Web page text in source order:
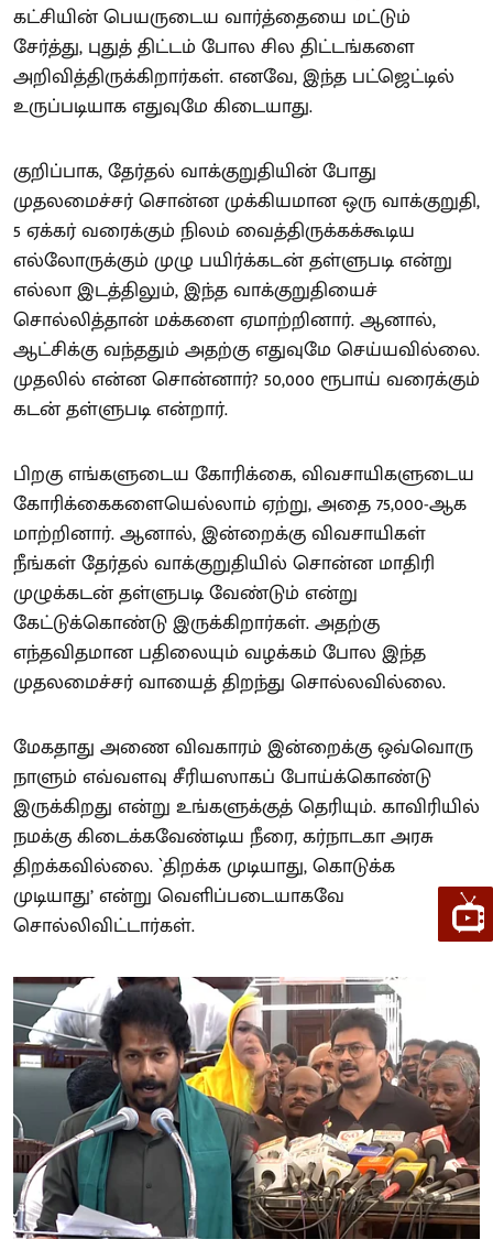
கட்சியின் பெயருடைய வார்த்தையை மட்டும்
சேர்த்து, புதுத் திட்டம் போல சில திட்டங்களை
அறிவித்திருக்கிறார்கள். எனவே, இந்த பட்ஜெட்டில்
உருப்படியாக எதுவுமே கிடையாது.
குறிப்பாக, தேர்தல் வாக்குறுதியின் போது
முதலமைச்சர் சொன்ன முக்கியமான ஒரு வாக்குறுதி,
5 ஏக்கர் வரைக்கும் நிலம் வைத்திருக்கக்கூடிய
எல்லோருக்கும் முழு பயிர்க்கடன் தள்ளுபடி என்று
எல்லா இடத்திலும், இந்த வாக்குறுதியைச்
சொல்லித்தான் மக்களை ஏமாற்றினார். ஆனால்,
ஆட்சிக்கு வந்ததும் அதற்கு எதுவுமே செய்யவில்லை.
முதலில் என்ன சொன்னார்? 50,000 ரூபாய் வரைக்கும்
கடன் தள்ளுபடி என்றார்.
பிறகு எங்களுடைய கோரிக்கை, விவசாயிகளுடைய
கோரிக்கைகளையெல்லாம் ஏற்று, அதை 75,000-ஆக
மாற்றினார். ஆனால், இன்றைக்கு விவசாயிகள்
நீங்கள் தேர்தல் வாக்குறுதியில் சொன்ன மாதிரி
முழுக்கடன் தள்ளுபடி வேண்டும் என்று
கேட்டுக்கொண்டு இருக்கிறார்கள். அதற்கு
எந்தவிதமான பதிலையும் வழக்கம் போல இந்த
முதலமைச்சர் வாயைத் திறந்து சொல்லவில்லை.
மேகதாது அணை விவகாரம் இன்றைக்கு ஒவ்வொரு
நாளும் எவ்வளவு சீரியஸாகப் போய்க்கொண்டு
இருக்கிறது என்று உங்களுக்குத் தெரியும். காவிரியில்
நமக்கு கிடைக்கவேண்டிய நீரை, கர்நாடகா அரசு
திறக்கவில்லை. `திறக்க முடியாது, கொடுக்க
முடியாது’ என்று வெளிப்படையாகவே
சொல்லிவிட்டார்கள்.